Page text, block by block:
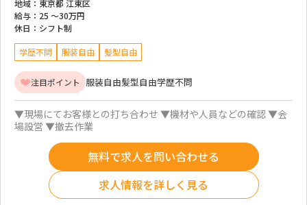
地域： 東京都 江東区
給与： 25 ～30万円
休日： シフト制
学歴不問 服装自由 髪型自由
注目ポイント 服装自由髪型自由学歴不問
▼現場にてお客様との打ち合わせ ▼機材や人員などの確認 ▼会
場設営 ▼撤去作業
無料で求人を問い合わせる
求人情報を詳しく見る